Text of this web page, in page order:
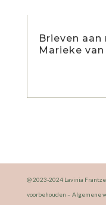
Brieven
Marieke
@ 2023-2024 Lavinia
voorbehouden – Algemene